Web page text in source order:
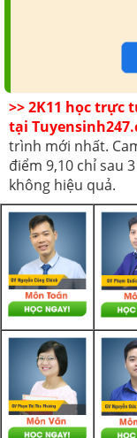
>> 2K11 học trực
tại
trình mới nhất.
điểm 9,10 chỉ sau
không hiệu quả.